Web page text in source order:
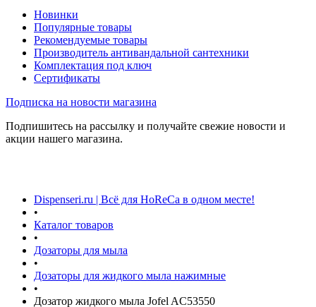
Новинки
Популярные товары
Рекомендуемые товары
Производитель антивандальной сантехники
Комплектация под ключ
Сертификаты
Подписка на новости магазина
Подпишитесь на рассылку и получайте свежие новости и
акции нашего магазина.
Dispenseri.ru | Всё для HoReCa в одном месте!
•
Каталог товаров
•
Дозаторы для мыла
•
Дозаторы для жидкого мыла нажимные
•
Дозатор жидкого мыла Jofel AC53550